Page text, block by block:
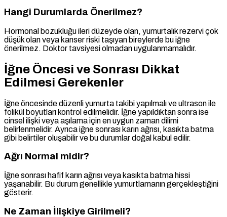
Hangi Durumlarda Önerilmez?
Hormonal bozukluğu ileri düzeyde olan, yumurtalık rezervi çok
düşük olan veya kanser riski taşıyan bireylerde bu iğne
önerilmez. Doktor tavsiyesi olmadan uygulanmamalıdır.
İğne Öncesi ve Sonrası Dikkat
Edilmesi Gerekenler
İğne öncesinde düzenli yumurta takibi yapılmalı ve ultrason ile
folikül boyutları kontrol edilmelidir. İğne yapıldıktan sonra ise
cinsel ilişki veya aşılama için en uygun zaman dilimi
belirlenmelidir. Ayrıca iğne sonrası karın ağrısı, kasıkta batma
gibi belirtiler oluşabilir ve bu durumlar doğal kabul edilir.
Ağrı Normal midir?
İğne sonrası hafif karın ağrısı veya kasıkta batma hissi
yaşanabilir. Bu durum genellikle yumurtlamanın gerçekleştiğini
gösterir.
Ne Zaman İlişkiye Girilmeli?